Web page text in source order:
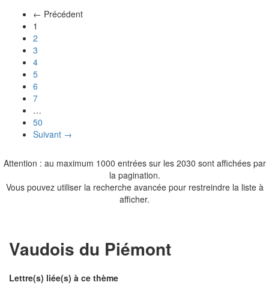
← Précédent
1
2
3
4
5
6
7
…
50
Suivant →
Attention : au maximum 1000 entrées sur les 2030 sont affichées par
la pagination.
Vous pouvez utiliser la recherche avancée pour restreindre la liste à
afficher.
Vaudois du Piémont
Lettre(s) liée(s) à ce thème